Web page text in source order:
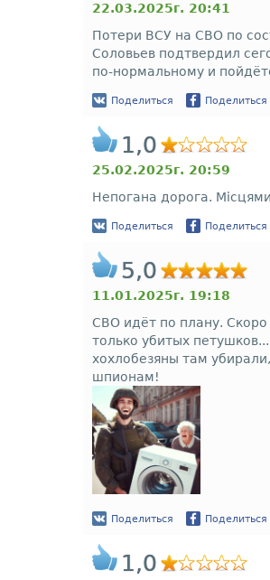
22.03.2025г. 20:41
Потери ВСУ на СВО по
Соловьев подтвердил
по-нормальному и
Поделиться Поделиться
1,0
25.02.2025г. 20:59
Непогана дорога.
Поделиться Поделиться
5,0
11.01.2025г. 19:18
СВО идёт по плану.
только убитых
хохлобезяны там
шпионам!
Поделиться Поделиться
1,0